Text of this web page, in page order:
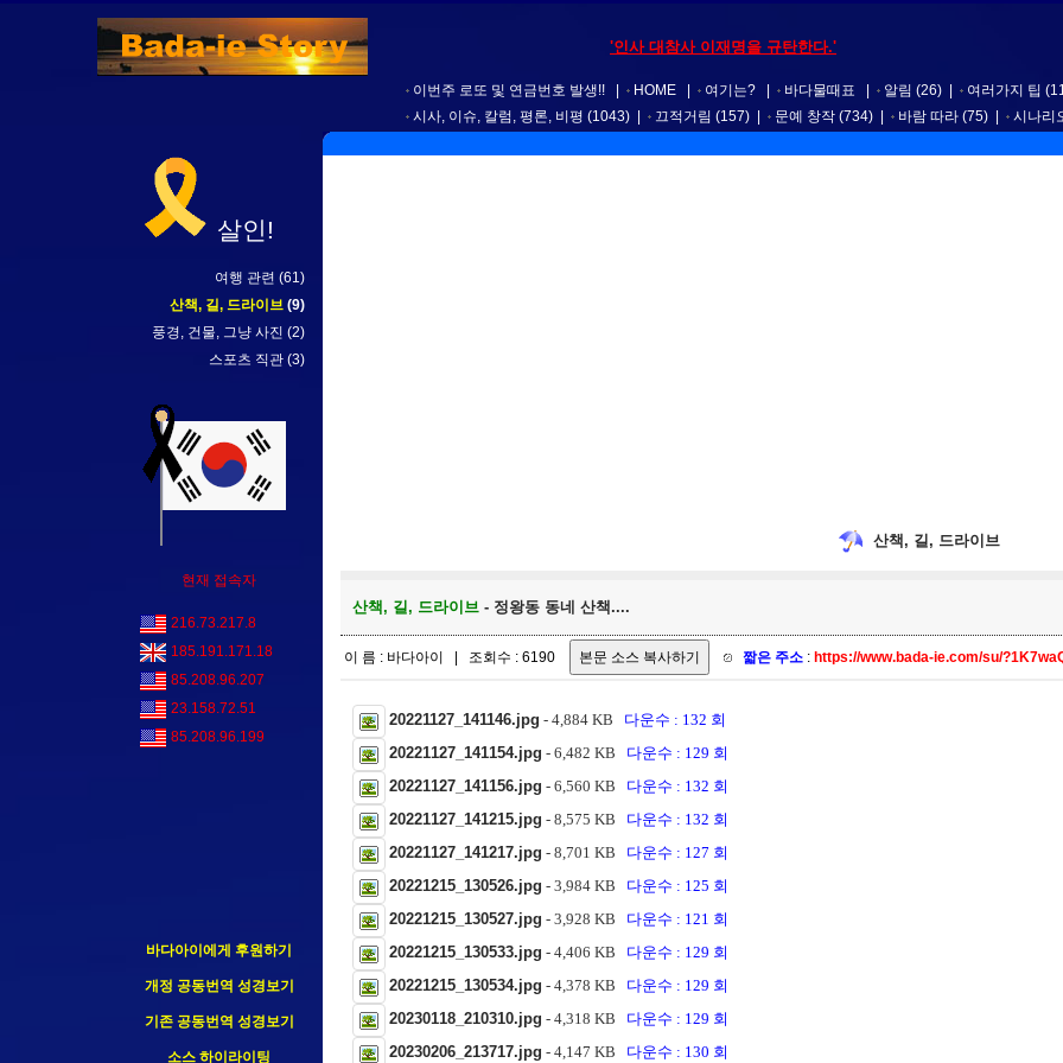
'인사 대참사 이재명을 규탄한다.'
이번주 로또 및 연금번호 발생!! HOME 여기는? 바다물때표 알림 (26) 여러가지 팁
시사, 이슈, 칼럼, 평론, 비평 (1043) 끄적거림 (157) 문예 창작 (734) 바람 따라 (75) 시나리
살인!
여행 관련 (61)
산책, 길, 드라이브 (9)
풍경, 건물, 그냥 사진 (2)
스포츠 직관 (3)
현재 접속자
216.73.217.8
185.191.171.18
85.208.96.207
23.158.72.51
85.208.96.199
바다아이에게 후원하기
개정 공동번역 성경보기
기존 공동번역 성경보기
소스 하이라이팅
산책, 길, 드라이브
산책, 길, 드라이브 - 정왕동 동네 산책....
이 름 : 바다아이 | 조회수 : 6190 짧은 주소 : https://www.bada-ie.com/su/
20221127_141146.jpg - 4,884 KB 다운수 : 132 회
20221127_141154.jpg - 6,482 KB 다운수 : 129 회
20221127_141156.jpg - 6,560 KB 다운수 : 132 회
20221127_141215.jpg - 8,575 KB 다운수 : 132 회
20221127_141217.jpg - 8,701 KB 다운수 : 127 회
20221215_130526.jpg - 3,984 KB 다운수 : 125 회
20221215_130527.jpg - 3,928 KB 다운수 : 121 회
20221215_130533.jpg - 4,406 KB 다운수 : 129 회
20221215_130534.jpg - 4,378 KB 다운수 : 129 회
20230118_210310.jpg - 4,318 KB 다운수 : 129 회
20230206_213717.jpg - 4,147 KB 다운수 : 130 회